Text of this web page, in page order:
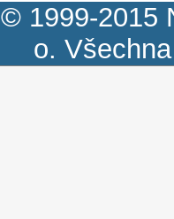
© 1999-2015
o.